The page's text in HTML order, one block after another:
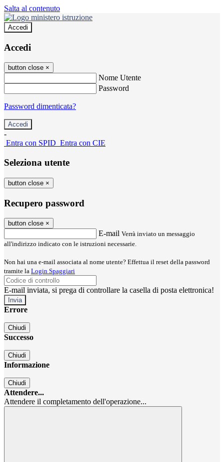
Salta al contenuto
Accedi
Accedi
button close ×
Nome Utente
Password
Password dimenticata?
-
Entra con SPID Entra con CIE
Seleziona utente
button close ×
Recupero password
button close ×
E-mail Verrà inviato un messaggio
all'indirizzo indicato con le istruzioni necessarie.
Non hai una e-mail associata al nome utente? Effettua il reset della password
tramite la Login Spaggiari
E-mail inviata, si prega di controllare la casella di posta elettronica!
Errore
Chiudi
Successo
Chiudi
Informazione
Chiudi
Attendere...
Attendere il completamento dell'operazione...